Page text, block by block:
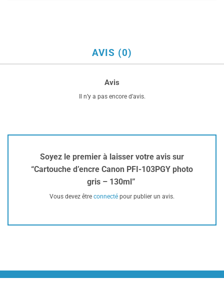
AVIS (0)
Avis
Il n’y a pas encore d’avis.
Soyez le premier à laisser votre avis sur
“Cartouche d’encre Canon PFI-103PGY photo
gris – 130ml”
Vous devez être connecté pour publier un avis.